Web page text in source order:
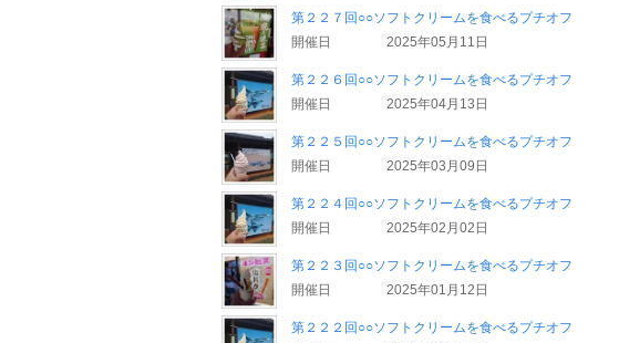
第２２７回○○ソフトクリームを食べるプチオフ
開催日
2025年05月11日
第２２６回○○ソフトクリームを食べるプチオフ
開催日
2025年04月13日
第２２５回○○ソフトクリームを食べるプチオフ
開催日
2025年03月09日
第２２４回○○ソフトクリームを食べるプチオフ
開催日
2025年02月02日
第２２３回○○ソフトクリームを食べるプチオフ
開催日
2025年01月12日
第２２２回○○ソフトクリームを食べるプチオフ